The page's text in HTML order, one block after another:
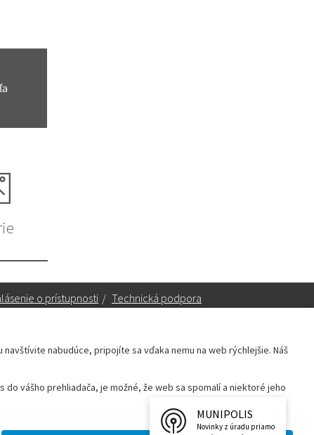
nabudúce, pripojíte sa vďaka nemu na web rýchlejšie. Náš
vášho prehliadača, je možné, že web sa spomalí a niektoré jeho
o prístupnosti / Technická podpora
Primátorka:primatorka@leopoldov.sk
webmaster@leopoldov.sk
MUNIPOLIS
Novinky z úradu priamo